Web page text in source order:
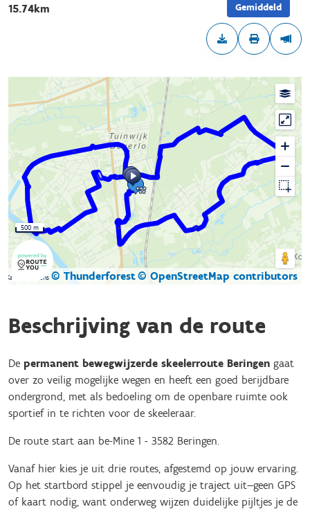
15.74km Gemiddeld
Kaartgegevens © Thunderforest© OpenStreetMap contributors
500 m
Beschrijving van de route
De permanent bewegwijzerde skeelerroute Beringen gaat
over zo veilig mogelijke wegen en heeft een goed berijdbare
ondergrond, met als bedoeling om de openbare ruimte ook
sportief in te richten voor de skeeleraar.
De route start aan be-Mine 1 - 3582 Beringen.
Vanaf hier kies je uit drie routes, afgestemd op jouw ervaring.
Op het startbord stippel je eenvoudig je traject uit—geen GPS
of kaart nodig, want onderweg wijzen duidelijke pijltjes je de